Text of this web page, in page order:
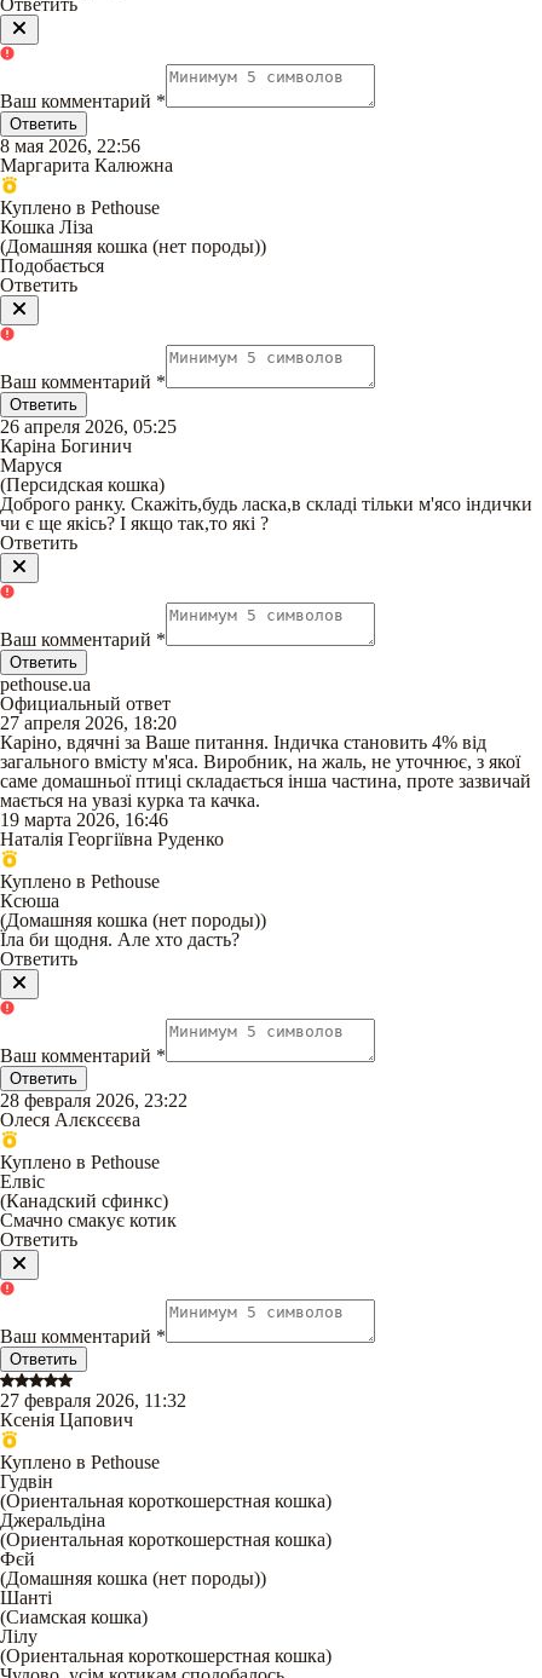
Ваш комментарий *
Ответить
8 мая 2026, 22:56
Маргарита Калюжна
Куплено в Pethouse
Кошка Лiза
(Домашняя кошка (нет породы))
Подобається
Ответить
Ваш комментарий *
Ответить
26 апреля 2026, 05:25
Каріна Богинич
Маруся
(Персидская кошка)
Доброго ранку. Скажіть,будь ласка,в складі тільки м'ясо індички
чи є ще якісь? І якщо так,то які ?
Ответить
Ваш комментарий *
Ответить
pethouse.ua
Официальный ответ
27 апреля 2026, 18:20
Каріно, вдячні за Ваше питання. Індичка становить 4% від
загального вмісту м'яса. Виробник, на жаль, не уточнює, з якої
саме домашньої птиці складається інша частина, проте зазвичай
мається на увазі курка та качка.
19 марта 2026, 16:46
Наталія Георгіївна Руденко
Куплено в Pethouse
Ксюша
(Домашняя кошка (нет породы))
Їла би щодня. Але хто дасть?
Ответить
Ваш комментарий *
Ответить
28 февраля 2026, 23:22
Олеся Алєксєєва
Куплено в Pethouse
Елвіс
(Канадский сфинкс)
Смачно смакує котик
Ответить
Ваш комментарий *
Ответить
27 февраля 2026, 11:32
Ксенія Цапович
Куплено в Pethouse
Гудвін
(Ориентальная короткошерстная кошка)
Джеральдіна
(Ориентальная короткошерстная кошка)
Фєй
(Домашняя кошка (нет породы))
Шанті
(Сиамская кошка)
Лілу
(Ориентальная короткошерстная кошка)